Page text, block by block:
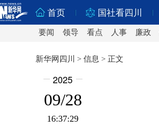
首页 国社看四川
要闻 领导 看点 人事 廉政
新华网四川 > 信息 > 正文
2025
09/28
16:37:29